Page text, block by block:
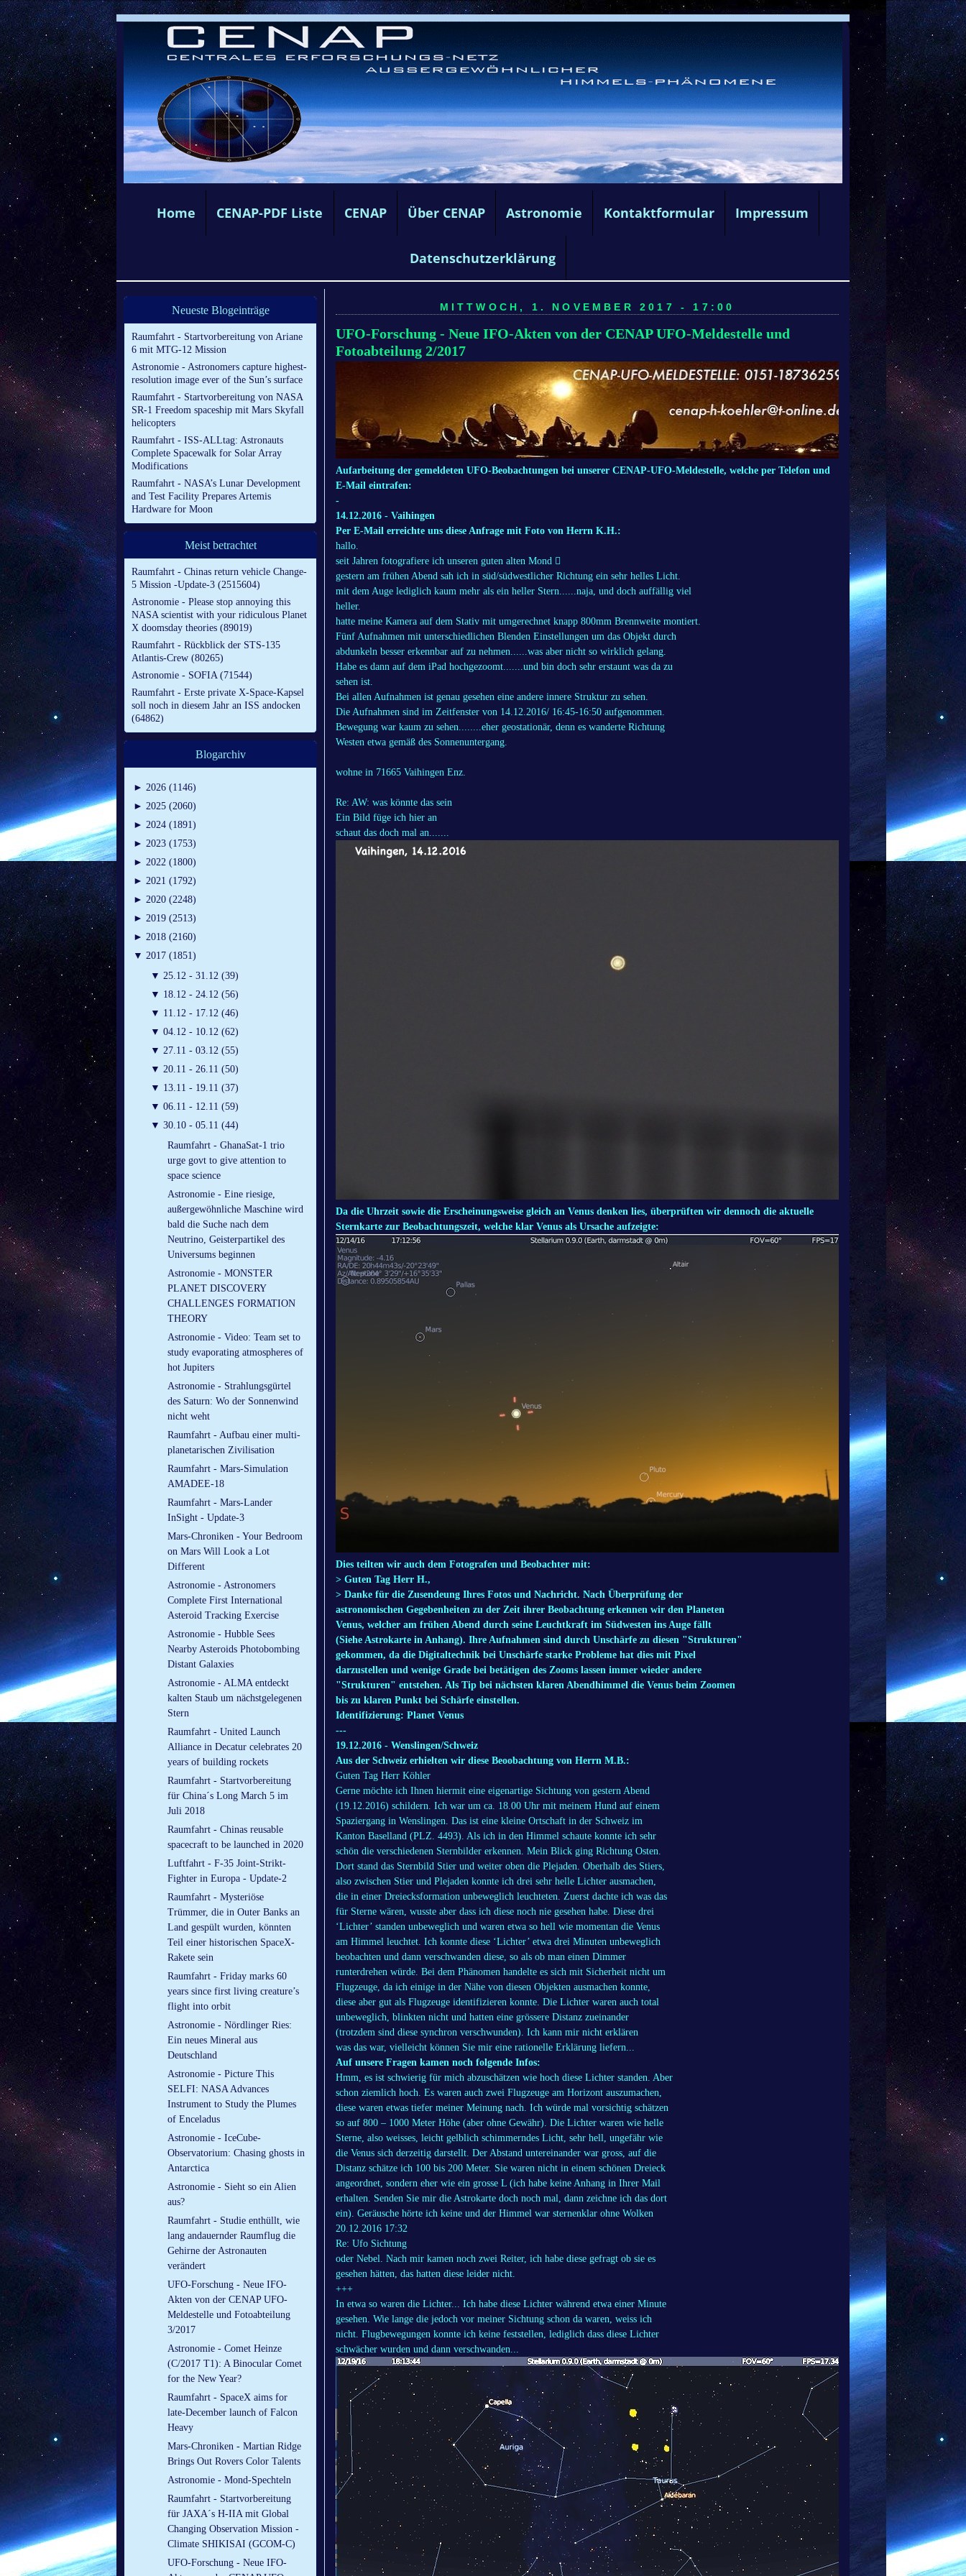
Home CENAP-PDF Liste CENAP Über CENAP Astronomie Kontaktformular Impressum
Datenschutzerklärung
Neueste Blogeinträge
Raumfahrt - Startvorbereitung von Ariane
6 mit MTG-12 Mission
Astronomie - Astronomers capture highest-
resolution image ever of the Sun’s surface
Raumfahrt - Startvorbereitung von NASA
SR-1 Freedom spaceship mit Mars Skyfall
helicopters
Raumfahrt - ISS-ALLtag: Astronauts
Complete Spacewalk for Solar Array
Modifications
Raumfahrt - NASA’s Lunar Development
and Test Facility Prepares Artemis
Hardware for Moon
Meist betrachtet
Raumfahrt - Chinas return vehicle Change-
5 Mission -Update-3 (2515604)
Astronomie - Please stop annoying this
NASA scientist with your ridiculous Planet
X doomsday theories (89019)
Raumfahrt - Rückblick der STS-135
Atlantis-Crew (80265)
Astronomie - SOFIA (71544)
Raumfahrt - Erste private X-Space-Kapsel
soll noch in diesem Jahr an ISS andocken
(64862)
Blogarchiv
► 2026 (1146)
► 2025 (2060)
► 2024 (1891)
► 2023 (1753)
► 2022 (1800)
► 2021 (1792)
► 2020 (2248)
► 2019 (2513)
► 2018 (2160)
▼ 2017 (1851)
▼ 25.12 - 31.12 (39)
▼ 18.12 - 24.12 (56)
▼ 11.12 - 17.12 (46)
▼ 04.12 - 10.12 (62)
▼ 27.11 - 03.12 (55)
▼ 20.11 - 26.11 (50)
▼ 13.11 - 19.11 (37)
▼ 06.11 - 12.11 (59)
▼ 30.10 - 05.11 (44)
Raumfahrt - GhanaSat-1 trio
urge govt to give attention to
space science
Astronomie - Eine riesige,
außergewöhnliche Maschine wird
bald die Suche nach dem
Neutrino, Geisterpartikel des
Universums beginnen
Astronomie - MONSTER
PLANET DISCOVERY
CHALLENGES FORMATION
THEORY
Astronomie - Video: Team set to
study evaporating atmospheres of
hot Jupiters
Astronomie - Strahlungsgürtel
des Saturn: Wo der Sonnenwind
nicht weht
Raumfahrt - Aufbau einer multi-
planetarischen Zivilisation
Raumfahrt - Mars-Simulation
AMADEE-18
Raumfahrt - Mars-Lander
InSight - Update-3
Mars-Chroniken - Your Bedroom
on Mars Will Look a Lot
Different
Astronomie - Astronomers
Complete First International
Asteroid Tracking Exercise
Astronomie - Hubble Sees
Nearby Asteroids Photobombing
Distant Galaxies
Astronomie - ALMA entdeckt
kalten Staub um nächstgelegenen
Stern
Raumfahrt - United Launch
Alliance in Decatur celebrates 20
years of building rockets
Raumfahrt - Startvorbereitung
für China´s Long March 5 im
Juli 2018
Raumfahrt - Chinas reusable
spacecraft to be launched in 2020
Luftfahrt - F-35 Joint-Strikt-
Fighter in Europa - Update-2
Raumfahrt - Mysteriöse
Trümmer, die in Outer Banks an
Land gespült wurden, könnten
Teil einer historischen SpaceX-
Rakete sein
Raumfahrt - Friday marks 60
years since first living creature’s
flight into orbit
Astronomie - Nördlinger Ries:
Ein neues Mineral aus
Deutschland
Astronomie - Picture This
SELFI: NASA Advances
Instrument to Study the Plumes
of Enceladus
Astronomie - IceCube-
Observatorium: Chasing ghosts in
Antarctica
Astronomie - Sieht so ein Alien
aus?
Raumfahrt - Studie enthüllt, wie
lang andauernder Raumflug die
Gehirne der Astronauten
verändert
UFO-Forschung - Neue IFO-
Akten von der CENAP UFO-
Meldestelle und Fotoabteilung
3/2017
Astronomie - Comet Heinze
(C/2017 T1): A Binocular Comet
for the New Year?
Raumfahrt - SpaceX aims for
late-December launch of Falcon
Heavy
Mars-Chroniken - Martian Ridge
Brings Out Rovers Color Talents
Astronomie - Mond-Spechteln
Raumfahrt - Startvorbereitung
für JAXA´s H-IIA mit Global
Changing Observation Mission -
Climate SHIKISAI (GCOM-C)
UFO-Forschung - Neue IFO-
MITTWOCH, 1. NOVEMBER 2017 - 17:00
UFO-Forschung - Neue IFO-Akten von der CENAP UFO-Meldestelle und
Fotoabteilung 2/2017
Aufarbeitung der gemeldeten UFO-Beobachtungen bei unserer CENAP-UFO-Meldestelle, welche per Telefon und
E-Mail eintrafen:
-
14.12.2016 - Vaihingen
Per E-Mail erreichte uns diese Anfrage mit Foto von Herrn K.H.:
hallo.
seit Jahren fotografiere ich unseren guten alten Mond 􀀁
gestern am frühen Abend sah ich in süd/südwestlicher Richtung ein sehr helles Licht.
mit dem Auge lediglich kaum mehr als ein heller Stern......naja, und doch auffällig viel
heller.
hatte meine Kamera auf dem Stativ mit umgerechnet knapp 800mm Brennweite montiert.
Fünf Aufnahmen mit unterschiedlichen Blenden Einstellungen um das Objekt durch
abdunkeln besser erkennbar auf zu nehmen......was aber nicht so wirklich gelang.
Habe es dann auf dem iPad hochgezoomt.......und bin doch sehr erstaunt was da zu
sehen ist.
Bei allen Aufnahmen ist genau gesehen eine andere innere Struktur zu sehen.
Die Aufnahmen sind im Zeitfenster von 14.12.2016/ 16:45-16:50 aufgenommen.
Bewegung war kaum zu sehen........eher geostationär, denn es wanderte Richtung
Westen etwa gemäß des Sonnenuntergang.
wohne in 71665 Vaihingen Enz.
Re: AW: was könnte das sein
Ein Bild füge ich hier an
schaut das doch mal an.......
Da die Uhrzeit sowie die Erscheinungsweise gleich an Venus denken lies, überprüften wir dennoch die aktuelle
Sternkarte zur Beobachtungszeit, welche klar Venus als Ursache aufzeigte:
Dies teilten wir auch dem Fotografen und Beobachter mit:
> Guten Tag Herr H.,
> Danke für die Zusendeung Ihres Fotos und Nachricht. Nach Überprüfung der
astronomischen Gegebenheiten zu der Zeit ihrer Beobachtung erkennen wir den Planeten
Venus, welcher am frühen Abend durch seine Leuchtkraft im Südwesten ins Auge fällt
(Siehe Astrokarte in Anhang). Ihre Aufnahmen sind durch Unschärfe zu diesen "Strukturen"
gekommen, da die Digitaltechnik bei Unschärfe starke Probleme hat dies mit Pixel
darzustellen und wenige Grade bei betätigen des Zooms lassen immer wieder andere
"Strukturen" entstehen. Als Tip bei nächsten klaren Abendhimmel die Venus beim Zoomen
bis zu klaren Punkt bei Schärfe einstellen.
Identifizierung: Planet Venus
---
19.12.2016 - Wenslingen/Schweiz
Aus der Schweiz erhielten wir diese Beoobachtung von Herrn M.B.:
Guten Tag Herr Köhler
Gerne möchte ich Ihnen hiermit eine eigenartige Sichtung von gestern Abend
(19.12.2016) schildern. Ich war um ca. 18.00 Uhr mit meinem Hund auf einem
Spaziergang in Wenslingen. Das ist eine kleine Ortschaft in der Schweiz im
Kanton Baselland (PLZ. 4493). Als ich in den Himmel schaute konnte ich sehr
schön die verschiedenen Sternbilder erkennen. Mein Blick ging Richtung Osten.
Dort stand das Sternbild Stier und weiter oben die Plejaden. Oberhalb des Stiers,
also zwischen Stier und Plejaden konnte ich drei sehr helle Lichter ausmachen,
die in einer Dreiecksformation unbeweglich leuchteten. Zuerst dachte ich was das
für Sterne wären, wusste aber dass ich diese noch nie gesehen habe. Diese drei
‘Lichter’ standen unbeweglich und waren etwa so hell wie momentan die Venus
am Himmel leuchtet. Ich konnte diese ‘Lichter’ etwa drei Minuten unbeweglich
beobachten und dann verschwanden diese, so als ob man einen Dimmer
runterdrehen würde. Bei dem Phänomen handelte es sich mit Sicherheit nicht um
Flugzeuge, da ich einige in der Nähe von diesen Objekten ausmachen konnte,
diese aber gut als Flugzeuge identifizieren konnte. Die Lichter waren auch total
unbeweglich, blinkten nicht und hatten eine grössere Distanz zueinander
(trotzdem sind diese synchron verschwunden). Ich kann mir nicht erklären
was das war, vielleicht können Sie mir eine rationelle Erklärung liefern...
Auf unsere Fragen kamen noch folgende Infos:
Hmm, es ist schwierig für mich abzuschätzen wie hoch diese Lichter standen. Aber
schon ziemlich hoch. Es waren auch zwei Flugzeuge am Horizont auszumachen,
diese waren etwas tiefer meiner Meinung nach. Ich würde mal vorsichtig schätzen
so auf 800 – 1000 Meter Höhe (aber ohne Gewähr). Die Lichter waren wie helle
Sterne, also weisses, leicht gelblich schimmerndes Licht, sehr hell, ungefähr wie
die Venus sich derzeitig darstellt. Der Abstand untereinander war gross, auf die
Distanz schätze ich 100 bis 200 Meter. Sie waren nicht in einem schönen Dreieck
angeordnet, sondern eher wie ein grosse L (ich habe keine Anhang in Ihrer Mail
erhalten. Senden Sie mir die Astrokarte doch noch mal, dann zeichne ich das dort
ein). Geräusche hörte ich keine und der Himmel war sternenklar ohne Wolken
20.12.2016 17:32
Re: Ufo Sichtung
oder Nebel. Nach mir kamen noch zwei Reiter, ich habe diese gefragt ob sie es
gesehen hätten, das hatten diese leider nicht.
+++
In etwa so waren die Lichter... Ich habe diese Lichter während etwa einer Minute
gesehen. Wie lange die jedoch vor meiner Sichtung schon da waren, weiss ich
nicht. Flugbewegungen konnte ich keine feststellen, lediglich dass diese Lichter
schwächer wurden und dann verschwanden...